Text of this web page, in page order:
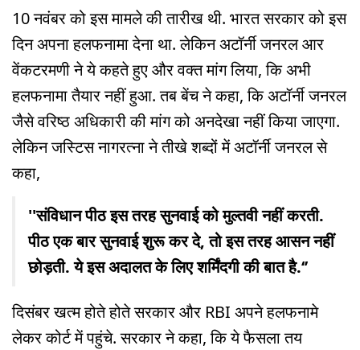
10 नवंबर को इस मामले की तारीख थी. भारत सरकार को इस
दिन अपना हलफनामा देना था. लेकिन अटॉर्नी जनरल आर
वेंकटरमणी ने ये कहते हुए और वक्त मांग लिया, कि अभी
हलफनामा तैयार नहीं हुआ. तब बेंच ने कहा, कि अटॉर्नी जनरल
जैसे वरिष्ठ अधिकारी की मांग को अनदेखा नहीं किया जाएगा.
लेकिन जस्टिस नागरत्ना ने तीखे शब्दों में अटॉर्नी जनरल से
कहा,
''संविधान पीठ इस तरह सुनवाई को मुल्तवी नहीं करती.
पीठ एक बार सुनवाई शुरू कर दे, तो इस तरह आसन नहीं
छोड़ती. ये इस अदालत के लिए शर्मिंदगी की बात है.‘’
दिसंबर खत्म होते होते सरकार और RBI अपने हलफनामे
लेकर कोर्ट में पहुंचे. सरकार ने कहा, कि ये फैसला तय